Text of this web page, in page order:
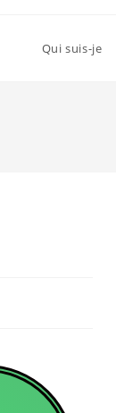
Qui suis-je